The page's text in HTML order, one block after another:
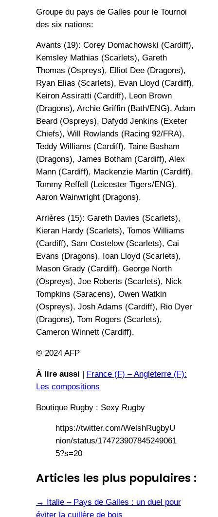
Groupe du pays de Galles pour le Tournoi
des six nations:
Avants (19): Corey Domachowski (Cardiff),
Kemsley Mathias (Scarlets), Gareth
Thomas (Ospreys), Elliot Dee (Dragons),
Ryan Elias (Scarlets), Evan Lloyd (Cardiff),
Keiron Assiratti (Cardiff), Leon Brown
(Dragons), Archie Griffin (Bath/ENG), Adam
Beard (Ospreys), Dafydd Jenkins (Exeter
Chiefs), Will Rowlands (Racing 92/FRA),
Teddy Williams (Cardiff), Taine Basham
(Dragons), James Botham (Cardiff), Alex
Mann (Cardiff), Mackenzie Martin (Cardiff),
Tommy Reffell (Leicester Tigers/ENG),
Aaron Wainwright (Dragons).
Arrières (15): Gareth Davies (Scarlets),
Kieran Hardy (Scarlets), Tomos Williams
(Cardiff), Sam Costelow (Scarlets), Cai
Evans (Dragons), Ioan Lloyd (Scarlets),
Mason Grady (Cardiff), George North
(Ospreys), Joe Roberts (Scarlets), Nick
Tompkins (Saracens), Owen Watkin
(Ospreys), Josh Adams (Cardiff), Rio Dyer
(Dragons), Tom Rogers (Scarlets),
Cameron Winnett (Cardiff).
© 2024 AFP
À lire aussi | France (F) – Angleterre (F):
Les compositions
Boutique Rugby : Sexy Rugby
https://twitter.com/WelshRugbyU
nion/status/174723907845249061
5?s=20
Articles les plus populaires :
→ Italie – Pays de Galles : un duel pour
éviter la cuillère de bois